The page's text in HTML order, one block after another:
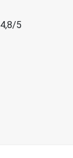
4,8/5